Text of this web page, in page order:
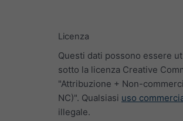
Licenza
Questi dati possono essere
sotto la licenza Creative
"Attribuzione + Non-
NC)". Qualsiasi uso
illegale.